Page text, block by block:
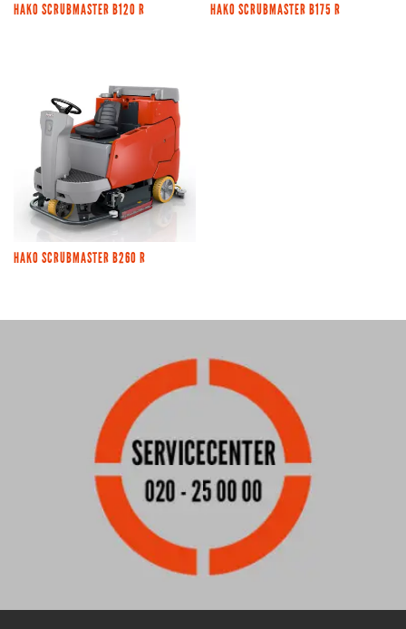
HAKO SCRUBMASTER B120 R HAKO SCRUBMASTER B175 R
HAKO SCRUBMASTER B260 R